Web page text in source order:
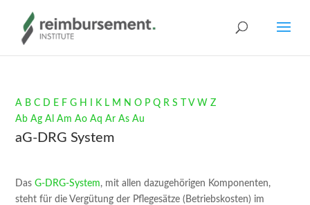
A B C D E F G H K L M N O P Q R S V W Z
Ab Ag Al Am Ao Aq Ar As Au
aG-DRG System
DasG-DRG-System, mit allen dazugehörigen Komponenten,
steht für die Vergütung der Pflegesätze (Betriebskosten) im